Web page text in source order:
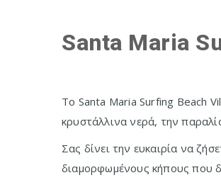
Santa Maria
Το Santa Maria Surfing Beach
κρυστάλλινα νερά, την
Σας δίνει την ευκαιρία να
διαμορφωμένους κήπους που